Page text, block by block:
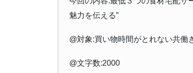
魅力を伝える”
@対象:買い物時間がとれない共働
@文字数:2000